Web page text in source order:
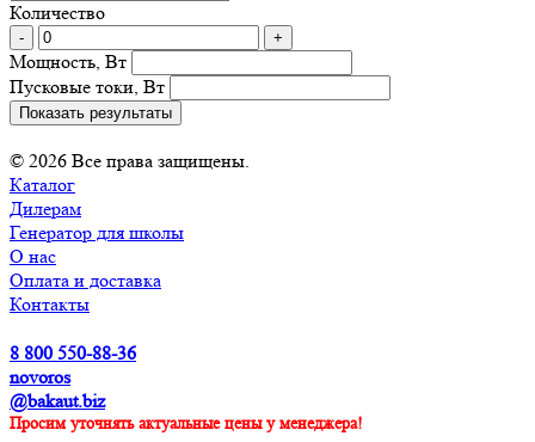
Количество
- +
Мощность, Вт
Пусковые токи, Вт
Показать результаты
© 2026 Все права защищены.
Каталог
Дилерам
Генератор для школы
О нас
Оплата и доставка
Контакты
8 800 550-88-36
novoros
@bakaut.biz
Просим уточнять актуальные цены у менеджера!